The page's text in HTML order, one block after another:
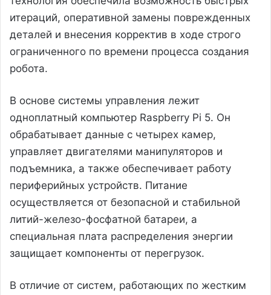
итераций, оперативной замены поврежденных
деталей и внесения корректив в ходе строго
ограниченного по времени процесса создания
робота.
В основе системы управления лежит
одноплатный компьютер Raspberry Pi 5. Он
обрабатывает данные с четырех камер,
управляет двигателями манипуляторов и
подъемника, а также обеспечивает работу
периферийных устройств. Питание
осуществляется от безопасной и стабильной
литий-железо-фосфатной батареи, а
специальная плата распределения энергии
защищает компоненты от перегрузок.
В отличие от систем, работающих по жестким